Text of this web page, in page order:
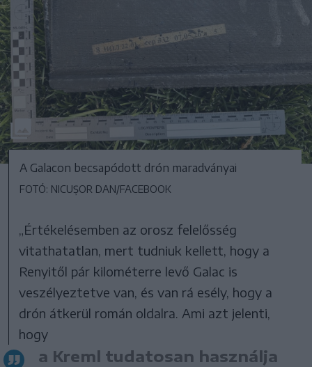
A Galacon becsapódott drón maradványai
FOTÓ: NICUȘOR DAN/FACEBOOK
„Értékelésemben az orosz felelősség
vitathatatlan, mert tudniuk kellett, hogy a
Renyitől pár kilométerre levő Galac is
veszélyeztetve van, és van rá esély, hogy a
drón átkerül román oldalra. Ami azt jelenti,
hogy
a Kreml tudatosan használja